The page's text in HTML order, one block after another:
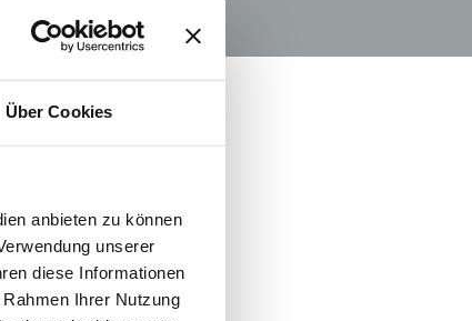
Über Cookies
anbieten zu können
unserer
diese Informationen
Ihrer Nutzung